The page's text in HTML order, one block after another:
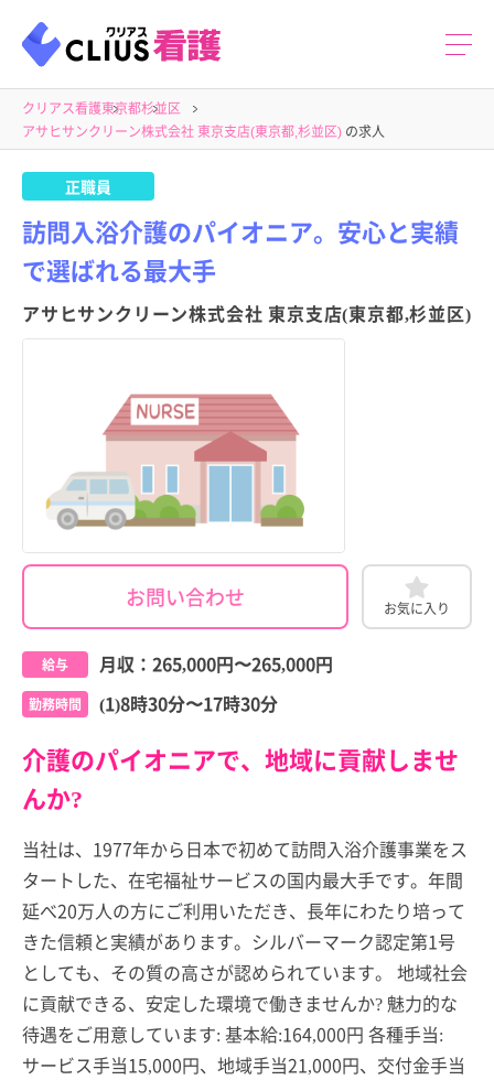
クリアス看護東京都杉並区
アサヒサンクリーン株式会社 東京支店(東京都,杉並区) の求人
正職員
訪問入浴介護のパイオニア。安心と実績
で選ばれる最大手
アサヒサンクリーン株式会社 東京支店(東京都,杉並区)
お問い合わせ お気に入り
給与 月収： 265,000円〜265,000円
勤務時間 (1)8時30分〜17時30分
介護のパイオニアで、地域に貢献しませ
んか?
当社は、1977年から日本で初めて訪問入浴介護事業をス
タートした、在宅福祉サービスの国内最大手です。年間
延べ20万人の方にご利用いただき、長年にわたり培って
きた信頼と実績があります。シルバーマーク認定第1号
としても、その質の高さが認められています。 地域社会
に貢献できる、安定した環境で働きませんか? 魅力的な
待遇をご用意しています: 基本給:164,000円 各種手当:
サービス手当15,000円、地域手当21,000円、交付金手当